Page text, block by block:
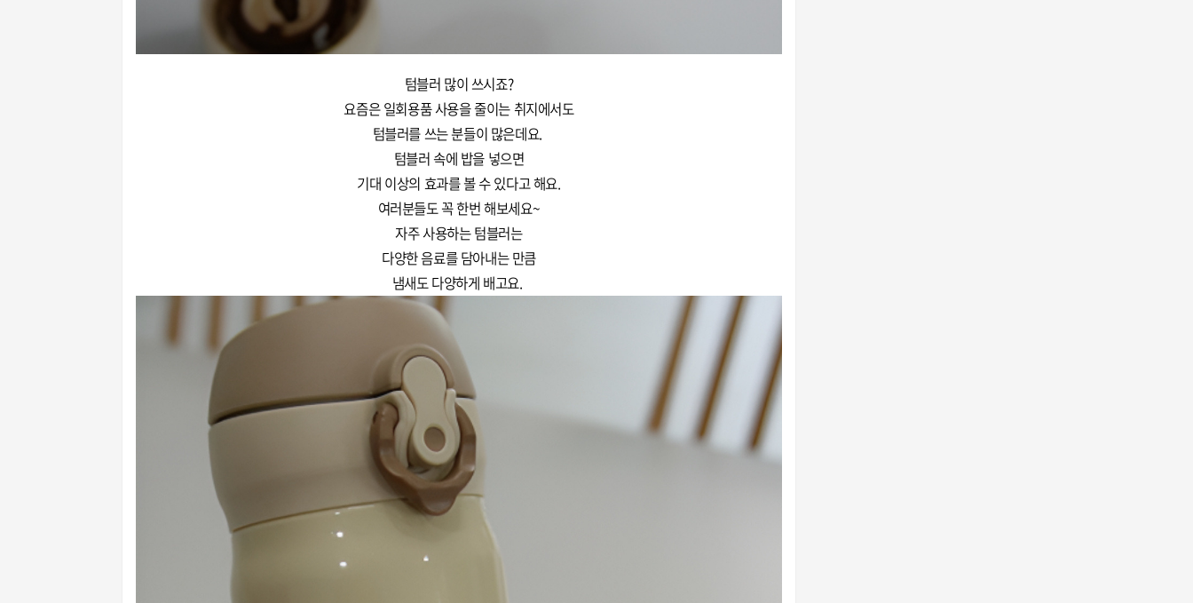
텀블러 많이 쓰시죠?
요즘은 일회용품 사용을 줄이는 취지에서도
텀블러를 쓰는 분들이 많은데요.
텀블러 속에 밥을 넣으면
기대 이상의 효과를 볼 수 있다고 해요.
여러분들도 꼭 한번 해보세요~
자주 사용하는 텀블러는
다양한 음료를 담아내는 만큼
냄새도 다양하게 배고요.